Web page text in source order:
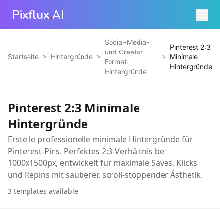
Pixflux.AI
Startseite > Hintergründe >
Social-Media-
und Creator-
Format-
Hintergründe
>
Pinterest 2:3
Minimale
Hintergründe
Pinterest 2:3 Minimale
Hintergründe
Erstelle professionelle minimale Hintergründe für
Pinterest-Pins. Perfektes 2:3-Verhältnis bei
1000x1500px, entwickelt für maximale Saves, Klicks
und Repins mit sauberer, scroll-stoppender Ästhetik.
3 templates available